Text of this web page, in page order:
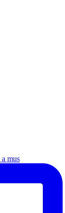
mus